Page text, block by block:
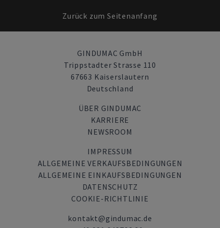
Zurück zum Seitenanfang
GINDUMAC GmbH
Trippstadter Strasse 110
67663 Kaiserslautern
Deutschland
ÜBER GINDUMAC
KARRIERE
NEWSROOM
IMPRESSUM
ALLGEMEINE VERKAUFSBEDINGUNGEN
ALLGEMEINE EINKAUFSBEDINGUNGEN
DATENSCHUTZ
COOKIE-RICHTLINIE
kontakt@gindumac.de